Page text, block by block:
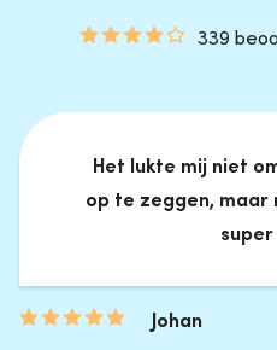
339
Het lukte mij niet
op te zeggen, maar
super
Johan